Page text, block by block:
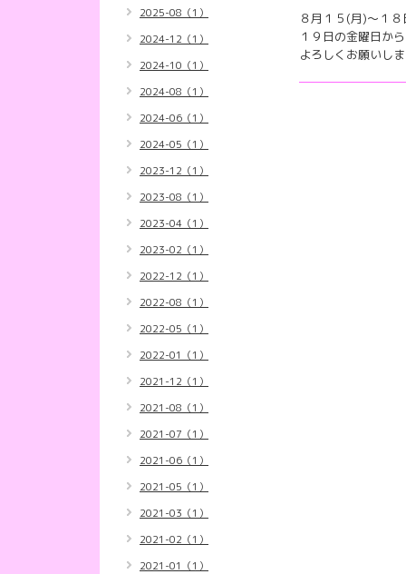
８月１５(月)〜１
１９日の金曜日か
よろしくお願いし
2025-08（1）
2024-12（1）
2024-10（1）
2024-08（1）
2024-06（1）
2024-05（1）
2023-12（1）
2023-08（1）
2023-04（1）
2023-02（1）
2022-12（1）
2022-08（1）
2022-05（1）
2022-01（1）
2021-12（1）
2021-08（1）
2021-07（1）
2021-06（1）
2021-05（1）
2021-03（1）
2021-02（1）
2021-01（1）